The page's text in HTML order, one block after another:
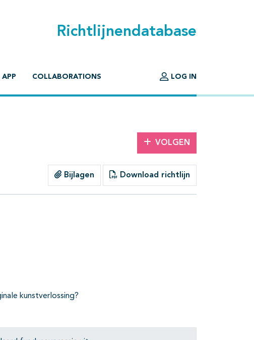
Richtlijnendatabase
APP COLLABORATIONS LOG IN
VOLGEN
Bijlagen Download richtlijn
kunstverlossing?